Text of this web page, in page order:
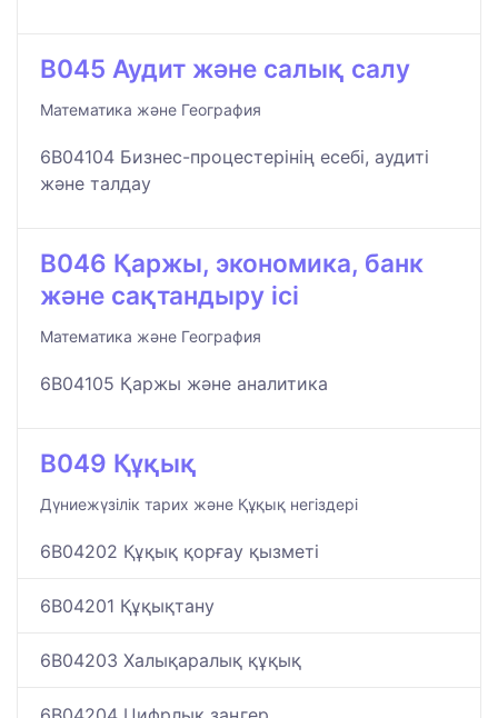
B045 Аудит және салық салу
Математика және География
6B04104 Бизнес-процестерінің есебі, аудиті
және талдау
B046 Қаржы, экономика, банк
және сақтандыру ісі
Математика және География
6B04105 Қаржы және аналитика
B049 Құқық
Дүниежүзілік тарих және Құқық негіздері
6B04202 Құқық қорғау қызметі
6B04201 Құқықтану
6B04203 Халықаралық құқық